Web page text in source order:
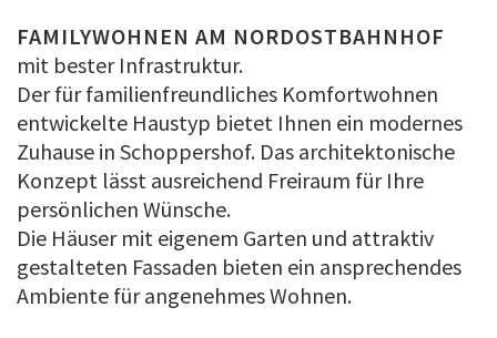
FAMILYWOHNEN AM NORDOSTBAHNHOF
mit bester Infrastruktur.
Der für familienfreundliches Komfortwohnen
entwickelte Haustyp bietet Ihnen ein modernes
Zuhause in Schoppershof. Das architektonische
Konzept lässt ausreichend Freiraum für Ihre
persönlichen Wünsche.
Die Häuser mit eigenem Garten und attraktiv
gestalteten Fassaden bieten ein ansprechendes
Ambiente für angenehmes Wohnen.